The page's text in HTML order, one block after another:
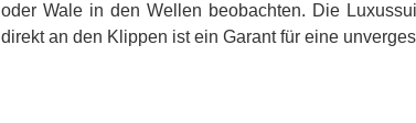
oder Wale in den Wellen beobachten. Die
direkt an den Klippen ist ein Garant für eine